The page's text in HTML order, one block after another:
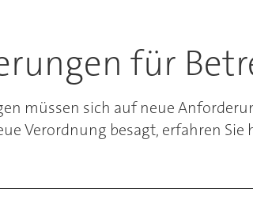
für
müssen sich auf neue
Verordnung besagt, erfahren Sie